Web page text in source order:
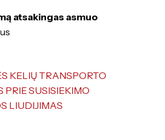
projektai
atsakingas asmuo
KELIŲ TRANSPORTO
PRIE SUSISIEKIMO
LIUDIJIMAS